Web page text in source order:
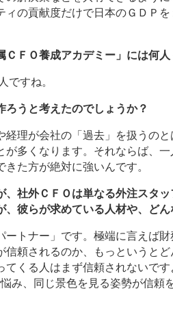
の貢献度だけで日本のＧＤＰ
ＦＯ養成アカデミー」には何人
すね。
うと考えたのでしょうか？
理が会社の「過去」を扱うの
多くなります。それならば、
た方が絶対に強いんです。
社外ＣＦＯは単なる外注スタ
彼らが求めている人材や、ど
トナー」です。極端に言えば
信頼されるのか、もっというと
くる人はまず信頼されないで
み、同じ景色を見る姿勢が信